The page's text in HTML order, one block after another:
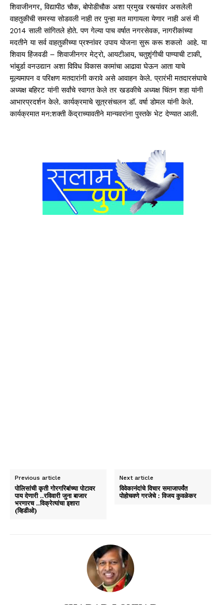
शिवाजीनगर, विद्यापीठ चौक, बोपोडीचौक अशा प्रमुख रस्त्यांवर असलेली
वाहतुकीची समस्या सोडवली नाही तर पुन्हा मत मागायला येणार नाही असं मी
2014 साली सांगितले होते. पण गेल्या पाच वर्षात नगरसेवक, नागरीकांच्या
मदतीने या सर्व वाहतुकीच्या प्रश्नांवर उपाय योजना सुरू करू शकलो आहे. या
शिवाय हिंजवडी – शिवाजीनगर मेट्रो, आयटीआय, चतुशृंगीची पाण्याची टाकी,
भांबुर्डा वनउद्यान अशा विविध विकास कामांचा आढावा घेऊन आता याचे
मूल्यमापन व परिक्षण मतदारांनी करावे असे आवाहन केले. प्रारंभी मतदारसंघाचे
अध्यक्ष बहिरट यांनी सर्वांचे स्वागत केले तर खडकीचे अध्यक्ष चिंतन शहा यांनी
आभारप्रदर्शन केले. कार्यक्रमाचे सूत्रसंचलन डॉ. वर्षा डोमल यांनी केले.
कार्यक्रमात मन:शक्ती केंद्राच्यावतीने मान्यवरांना पुस्तके भेट देण्यात आली.
Previous article
पोलिसांची कृती गोरगरिबांच्या पोटावर
पाय देणारी ..रविवारी जुना बाजार
भरणारच ..विक्रेत्यांचा इशारा
(व्हिडीओ)
Next article
विवेकानंदांचे विचार समाजापर्यंत
पोहोचवणे गरजेचे : विजय कुवळेकर